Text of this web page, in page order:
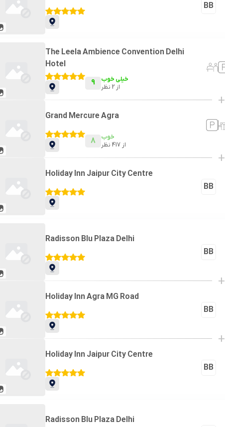
BB
The Leela Ambience Convention Delhi
Hotel
9
خیلی خوب
از 2نظر
+
Grand Mercure Agra
8
خوب
از 417نظر
+
Holiday Inn Jaipur City Centre
BB
Radisson Blu Plaza Delhi
BB
+
Holiday Inn Agra MG Road
BB
+
Holiday Inn Jaipur City Centre
BB
Radisson Blu Plaza Delhi